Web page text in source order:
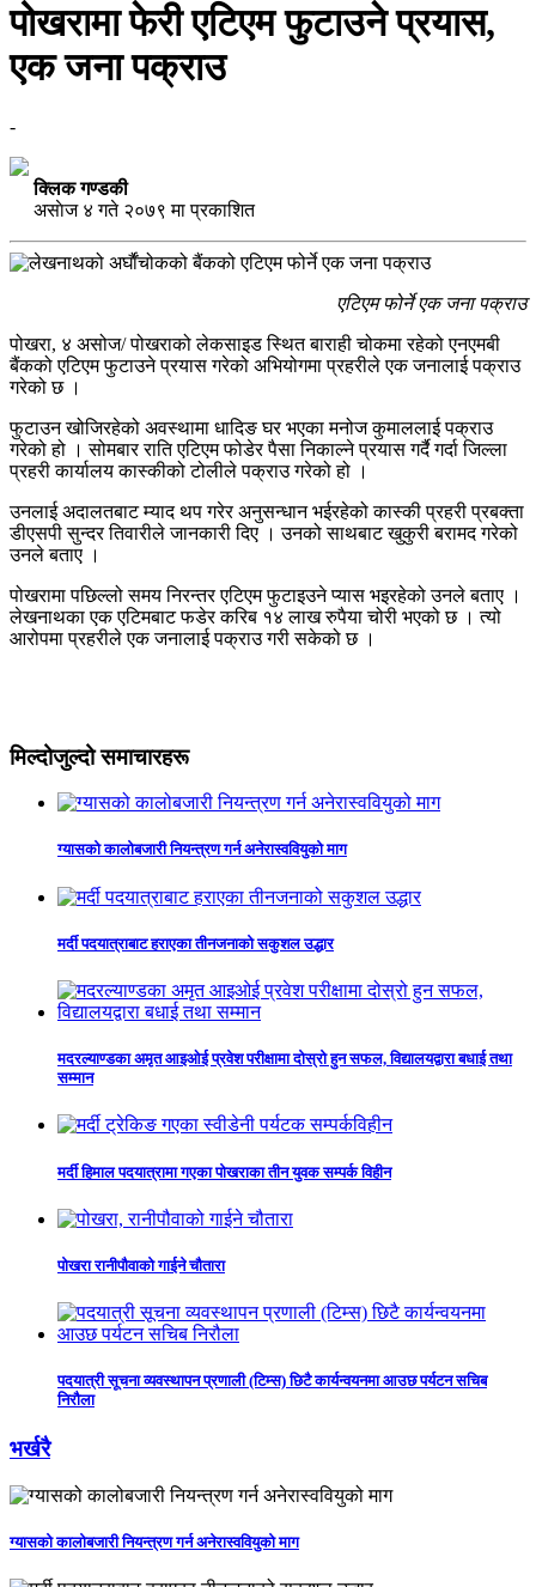
पोखरामा फेरी एटिएम फुटाउने प्रयास,
एक जना पक्राउ
-
क्लिक गण्डकी
असाेज ४ गते २०७९ मा प्रकाशित
एटिएम फोर्ने एक जना पक्राउ
पोखरा, ४ असोज/ पोखराको लेकसाइड स्थित बाराही चोकमा रहेको एनएमबी
बैंकको एटिएम फुटाउने प्रयास गरेको अभियोगमा प्रहरीले एक जनालाई पक्राउ
गरेको छ ।
फुटाउन खोजिरहेको अवस्थामा धादिङ घर भएका मनोज कुमाललाई पक्राउ
गरेको हो । सोमबार राति एटिएम फोडेर पैसा निकाल्ने प्रयास गर्दै गर्दा जिल्ला
प्रहरी कार्यालय कास्कीको टोलीले पक्राउ गरेको हो ।
उनलाई अदालतबाट म्याद थप गरेर अनुसन्धान भईरहेको कास्की प्रहरी प्रबक्ता
डीएसपी सुन्दर तिवारीले जानकारी दिए । उनको साथबाट खुकुरी बरामद गरेको
उनले बताए ।
पोखरामा पछिल्लो समय निरन्तर एटिएम फुटाइउने प्यास भइरहेको उनले बताए ।
लेखनाथका एक एटिमबाट फडेर करिब १४ लाख रुपैया चोरी भएको छ । त्यो
आरोपमा प्रहरीले एक जनालाई पक्राउ गरी सकेको छ ।
मिल्दोजुल्दो समाचारहरू
ग्यासको कालोबजारी नियन्त्रण गर्न अनेरास्ववियुको माग
मर्दी पदयात्राबाट हराएका तीनजनाको सकुशल उद्धार
मदरल्याण्डका अमृत आइओई प्रवेश परीक्षामा दोस्रो हुन सफल, विद्यालयद्वारा बधाई तथा
सम्मान
मर्दी हिमाल पदयात्रामा गएका पोखराका तीन युवक सम्पर्क विहीन
पोखरा रानीपौवाको गाईने चौतारा
पदयात्री सूचना व्यवस्थापन प्रणाली (टिम्स) छिटै कार्यन्वयनमा आउछ पर्यटन सचिब
निरौला
भर्खरै
ग्यासको कालोबजारी नियन्त्रण गर्न अनेरास्ववियुको माग